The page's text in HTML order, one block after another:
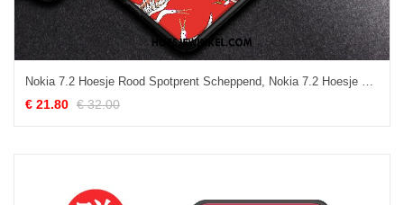
Nokia 7.2 Hoesje Rood Spotprent Scheppend, Nokia 7.2 Hoesje Zacht Hoes
€ 21.80 € 32.00